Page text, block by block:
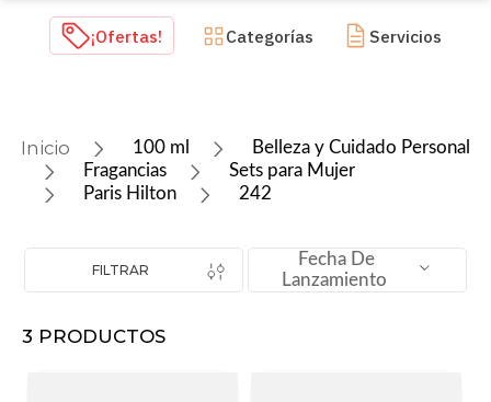
TÉRMINOS MÁS BUSCADOS
tenis mujer
iphone
tenis
bocinas
¡Ofertas! Categorías Servicios
100 ml
Belleza y Cuidado Personal
Fragancias
Sets para Mujer
Paris Hilton
242
FILTRAR
Fecha De
Lanzamiento
3 PRODUCTOS